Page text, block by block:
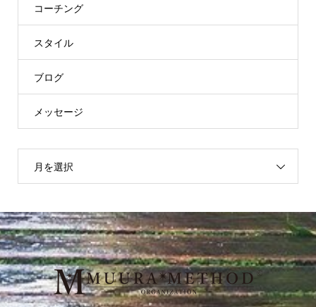
コーチング
スタイル
ブログ
メッセージ
月を選択